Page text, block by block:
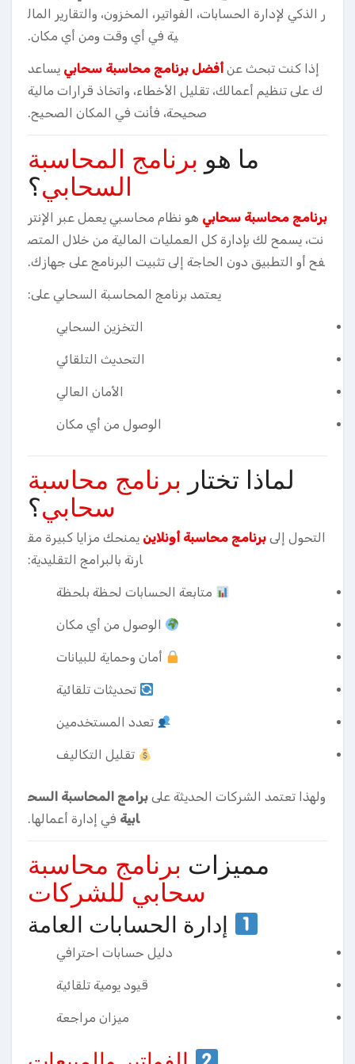
ر الذكي لإدارة الحسابات، الفواتير، المخزون، والتقارير المال
ية في أي وقت ومن أي مكان.
إذا كنت تبحث عن أفضل برنامج محاسبة سحابي يساعد
ك على تنظيم أعمالك، تقليل الأخطاء، واتخاذ قرارات مالية
صحيحة، فأنت في المكان الصحيح.
ما هو برنامج المحاسبة
السحابي؟
برنامج محاسبة سحابي هو نظام محاسبي يعمل عبر الإنتر
نت، يسمح لك بإدارة كل العمليات المالية من خلال المتص
فح أو التطبيق دون الحاجة إلى تثبيت البرنامج على جهازك.
يعتمد برنامج المحاسبة السحابي على:
التخزين السحابي
التحديث التلقائي
الأمان العالي
الوصول من أي مكان
لماذا تختار برنامج محاسبة
سحابي؟
التحول إلى برنامج محاسبة أونلاين يمنحك مزايا كبيرة مق
ارنة بالبرامج التقليدية:
متابعة الحسابات لحظة بلحظة
الوصول من أي مكان
أمان وحماية للبيانات
تحديثات تلقائية
تعدد المستخدمين
تقليل التكاليف
ولهذا تعتمد الشركات الحديثة على برامج المحاسبة السح
ابية في إدارة أعمالها.
مميزات برنامج محاسبة
سحابي للشركات
إدارة الحسابات العامة
دليل حسابات احترافي
قيود يومية تلقائية
ميزان مراجعة